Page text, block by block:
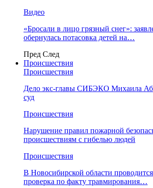
Видео
«Бросали в лицо грязный снег»:
обернулась потасовка детей на…
Пред След
Происшествия
Происшествия
Дело экс-главы СИБЭКО Михаила
суд
Происшествия
Нарушение правил пожарной
происшествиям с гибелью людей
Происшествия
В Новосибирской области
проверка по факту травмирования…